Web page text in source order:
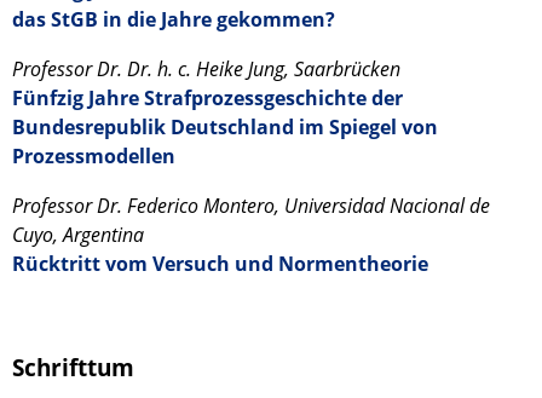
das StGB in die Jahre gekommen?
Professor Dr. Dr. h. c. Heike Jung, Saarbrücken
Fünfzig Jahre Strafprozessgeschichte der
Bundesrepublik Deutschland im Spiegel von
Prozessmodellen
Professor Dr. Federico Montero, Universidad Nacional de
Cuyo, Argentina
Rücktritt vom Versuch und Normentheorie
Schrifttum